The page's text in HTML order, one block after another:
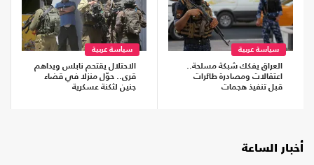
سياسة عربية
العراق يفكك شبكة مسلحة..
اعتقالات ومصادرة طائرات
قبل تنفيذ هجمات
سياسة عربية
الاحتلال يقتحم نابلس ويداهم
قرى.. حوّل منزلا في قضاء
جنين لثكنة عسكرية
أخبار الساعة